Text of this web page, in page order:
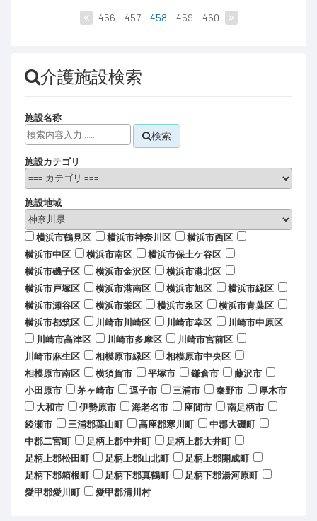
456 457 458 459 460
介護施設検索
施設名称
検索
施設カテゴリ
施設地域
横浜市鶴見区 横浜市神奈川区
横浜市西区
横浜市中区
横浜市南区
横浜市保土ケ谷区
横浜市磯子区
横浜市金沢区
横浜市港北区
横浜市戸塚区
横浜市港南区 横浜市旭区
横浜市緑区
横浜市瀬谷区
横浜市栄区 横浜市泉区
横浜市青葉区
横浜市都筑区
川崎市川崎区 川崎市幸区
川崎市中原区
川崎市高津区
川崎市多摩区
川崎市宮前区
川崎市麻生区
相模原市緑区
相模原市中央区
相模原市南区
横須賀市 平塚市 鎌倉市
藤沢市
小田原市
茅ヶ崎市 逗子市 三浦市 秦野市
厚木市
大和市
伊勢原市 海老名市 座間市
南足柄市
綾瀬市
三浦郡葉山町 高座郡寒川町
中郡大磯町
中郡二宮町
足柄上郡中井町
足柄上郡大井町
足柄上郡松田町
足柄上郡山北町
足柄上郡開成町
足柄下郡箱根町
足柄下郡真鶴町
足柄下郡湯河原町
愛甲郡愛川町
愛甲郡清川村